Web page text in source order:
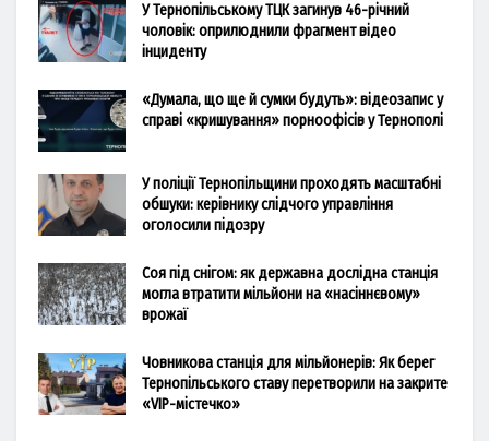
У Тернопільському ТЦК загинув 46-річний
чоловік: оприлюднили фрагмент відео
інциденту
«Думала, що ще й сумки будуть»: відеозапис у
справі «кришування» порноофісів у Тернополі
У поліції Тернопільщини проходять масштабні
обшуки: керівнику слідчого управління
оголосили підозру
Соя під снігом: як державна дослідна станція
могла втратити мільйони на «насіннєвому»
врожаї
Човникова станція для мільйонерів: Як берег
Тернопільського ставу перетворили на закрите
«VIP-містечко»